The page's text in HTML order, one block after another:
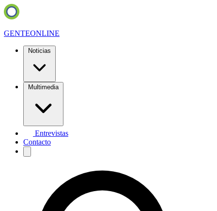
GENTEONLINE
Noticias
Multimedia
Entrevistas
Contacto